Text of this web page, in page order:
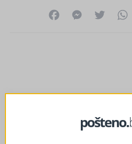
FacebookMessenger
Twitter